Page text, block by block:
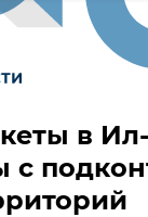
в
с